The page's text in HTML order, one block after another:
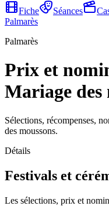
Fiche
Séances
Palmarès
Palmarès
Prix et
Mariage des
Sélections, récompenses,
des moussons.
Détails
Festivals et
Les sélections, prix et